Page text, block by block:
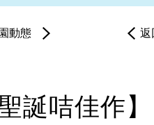
返
動態
誕咭佳作】